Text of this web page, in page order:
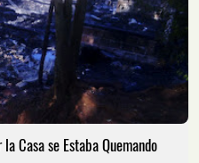
Casa se Estaba Quemando